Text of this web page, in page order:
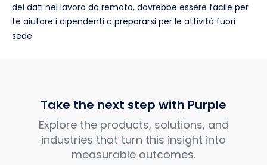
dei dati nel lavoro da remoto, dovrebbe essere facile per
te aiutare i dipendenti a prepararsi per le attività fuori
sede.
Take the next step with Purple
Explore the products, solutions, and
industries that turn this insight into
measurable outcomes.